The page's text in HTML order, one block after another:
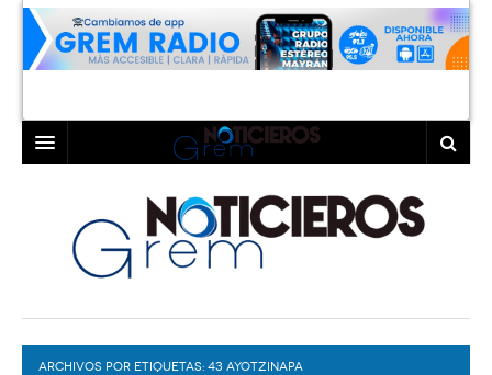
LAGUNA
TORREÓN
GÓMEZ PALACIO
LERDO
COAHUILA
DURANGO
DEPORTES
ARCHIVOS POR ETIQUETAS: 43 AYOTZINAPA